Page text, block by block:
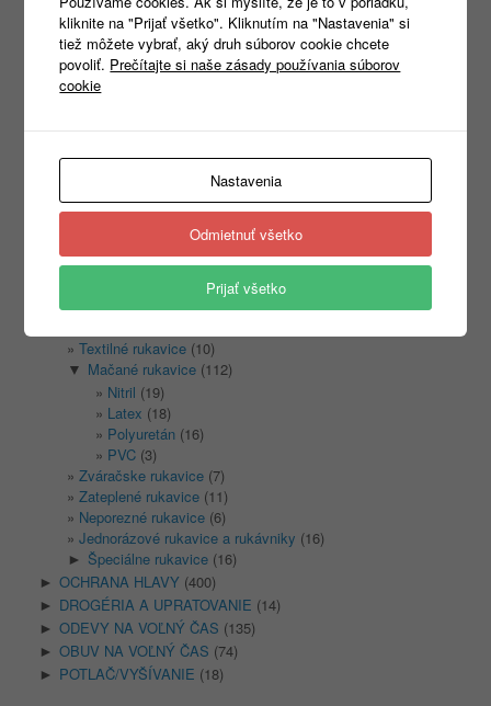
Products
search
Kategórie
REKLAMNÝ TEXTIL(465)
PRACOVNÉ ODEVY(1333)
PRACOVNÁ OBUV(1315)
PRACOVNÉ RUKAVICE(346)
Kožené rukavice(11)
Textilné rukavice (10)
▼ Mačané rukavice (112)
Nitril (19)
Latex (18)
Polyuretán (16)
PVC (3)
Zváračske rukavice (7)
Zateplené rukavice (11)
Neporezné rukavice (6)
Jednorázové rukavice a rukávniky (16)
► Špeciálne rukavice (16)
► OCHRANA HLAVY (400)
► DROGÉRIA A UPRATOVANIE (14)
► ODEVY NA VOĽNÝ ČAS (135)
► OBUV NA VOĽNÝ ČAS (74)
► POTLAČ/VYŠÍVANIE (18)
kliknite na "Prijať všetko". Kliknutím na "Nastavenia" si
tiež môžete vybrať, aký druh súborov cookie chcete
povoliť. Prečítajte si naše zásady používania súborov
cookie
Nastavenia
Odmietnuť všetko
Prijať všetko